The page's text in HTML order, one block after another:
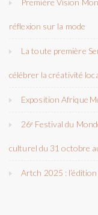
Première Vision
réflexion sur la mode
La toute première
célébrer la créativité
Exposition Afrique
26ᵉ Festival du
culturel du 31 octobre
Artch 2025 :